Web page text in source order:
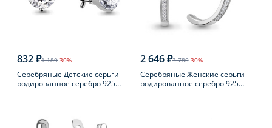
832 ₽1 189-30%
Серебряные Детские серьги
родированное серебро 925
2 646 ₽3 780-30%
Серебряные Женские серьги
родированное серебро 925